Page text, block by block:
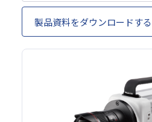
製品資料をダウンロードする